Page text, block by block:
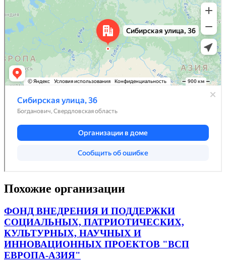
Похожие организации
ФОНД ВНЕДРЕНИЯ И ПОДДЕРЖКИ
СОЦИАЛЬНЫХ, ПАТРИОТИЧЕСКИХ,
КУЛЬТУРНЫХ, НАУЧНЫХ И
ИННОВАЦИОННЫХ ПРОЕКТОВ "ВСП
ЕВРОПА-АЗИЯ"